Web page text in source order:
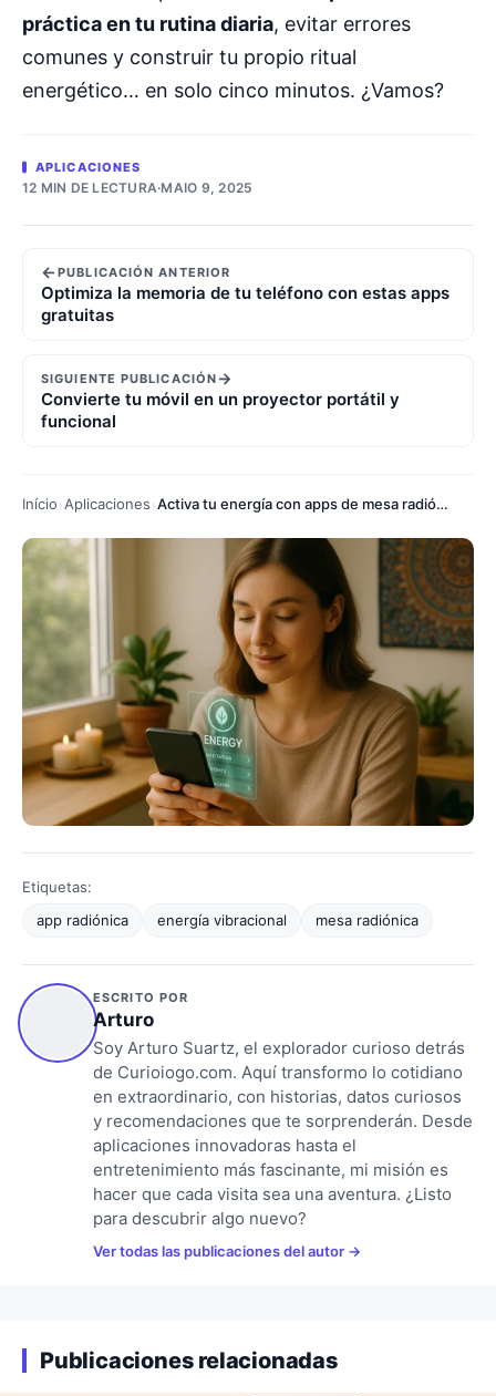
práctica en tu rutina diaria, evitar errores
comunes y construir tu propio ritual
energético… en solo cinco minutos. ¿Vamos?
APLICACIONES
12 MIN DE LECTURA·MAIO 9, 2025
←PUBLICACIÓN ANTERIOR
Optimiza la memoria de tu teléfono con estas apps
gratuitas
SIGUIENTE PUBLICACIÓN→
Convierte tu móvil en un proyector portátil y
funcional
Início Aplicaciones Activa tu energía con apps de mesa radiónica gratuitas
Etiquetas:
app radiónica
energía vibracional mesa radiónica
ESCRITO POR
Arturo
Soy Arturo Suartz, el explorador curioso detrás
de Curioiogo.com. Aquí transformo lo cotidiano
en extraordinario, con historias, datos curiosos
y recomendaciones que te sorprenderán. Desde
aplicaciones innovadoras hasta el
entretenimiento más fascinante, mi misión es
hacer que cada visita sea una aventura. ¿Listo
para descubrir algo nuevo?
Ver todas las publicaciones del autor
Publicaciones relacionadas